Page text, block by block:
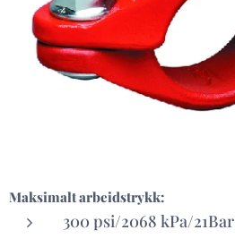
Maksimalt arbeidstrykk:
300 psi/2068 kPa/21Bar